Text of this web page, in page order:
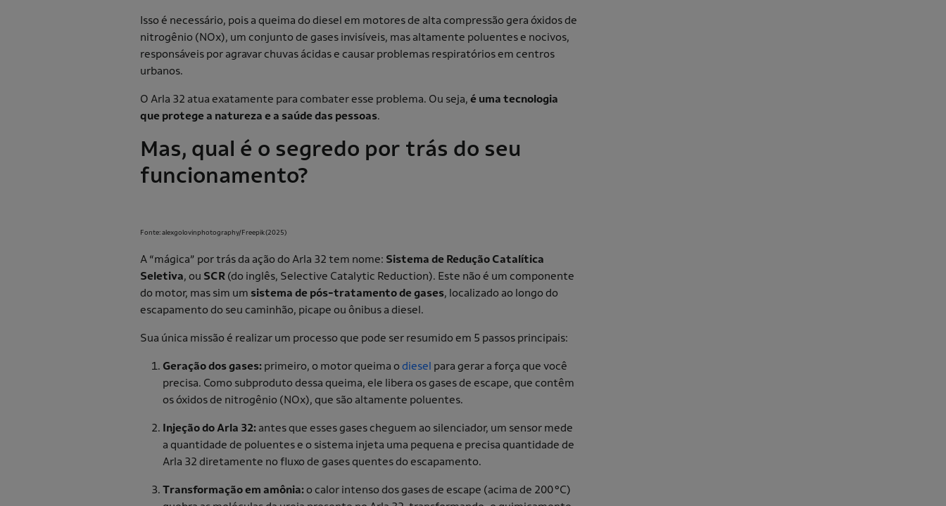
Isso é necessário, pois a queima do diesel em motores de alta compressão gera óxidos de
nitrogênio (NOx), um conjunto de gases invisíveis, mas altamente poluentes e nocivos,
responsáveis por agravar chuvas ácidas e causar problemas respiratórios em centros
urbanos.
O Arla 32 atua exatamente para combater esse problema. Ou seja, é uma tecnologia
que protege a natureza e a saúde das pessoas.
Mas, qual é o segredo por trás do seu
funcionamento?
Fonte: alexgolovinphotography/Freepik(2025)
A “mágica” por trás da ação do Arla 32 tem nome: Sistema de Redução Catalítica
Seletiva, ou SCR (do inglês, Selective Catalytic Reduction). Este não é um componente
do motor, mas sim um sistema de pós-tratamento de gases, localizado ao longo do
escapamento do seu caminhão, picape ou ônibus a diesel.
Sua única missão é realizar um processo que pode ser resumido em 5 passos principais:
Geração dos gases: primeiro, o motor queima odiesel para gerar a força que você
precisa. Como subproduto dessa queima, ele libera os gases de escape, que contêm
os óxidos de nitrogênio (NOx), que são altamente poluentes.
Injeção do Arla 32: antes que esses gases cheguem ao silenciador, um sensor mede
a quantidade de poluentes e o sistema injeta uma pequena e precisa quantidade de
Arla 32 diretamente no fluxo de gases quentes do escapamento.
Transformação em amônia:o calor intenso dos gases de escape (acima de 200 °C)